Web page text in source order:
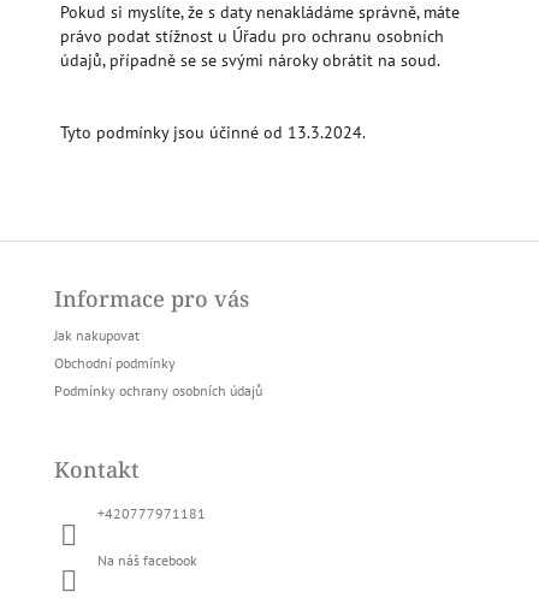
Pokud si myslíte, že s daty nenakládáme správně, máte
právo podat stížnost u Úřadu pro ochranu osobních
údajů, případně se se svými nároky obrátit na soud.
Tyto podmínky jsou účinné od 13.3.2024.
Informace pro vás
Jak nakupovat
Obchodní podmínky
Podmínky ochrany osobních údajů
Kontakt
+420777971181
Na náš facebook